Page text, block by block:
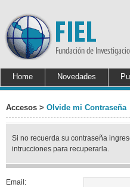
Home Novedades
Accesos > Olvide mi Contraseña
Si no recuerda su contraseña
intrucciones para recuperarla.
Email: